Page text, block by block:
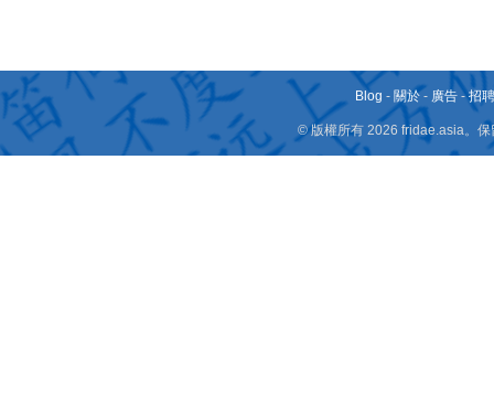
Blog - 關於 - 廣告 -招
© 版權所有 2026 fridae.asia。